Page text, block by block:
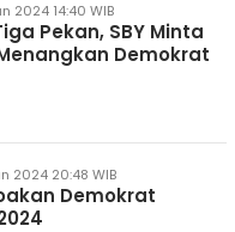
2024 14:40 WIB
Pekan, SBY Minta
Demokrat
2024 20:48 WIB
Demokrat